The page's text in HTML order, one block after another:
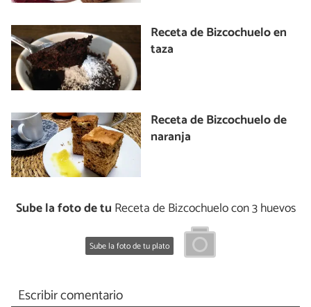
Receta de Bizcochuelo en
taza
Receta de Bizcochuelo de
naranja
Sube la foto de tu Receta de Bizcochuelo con 3 huevos
Sube la foto de tu plato
Escribir comentario